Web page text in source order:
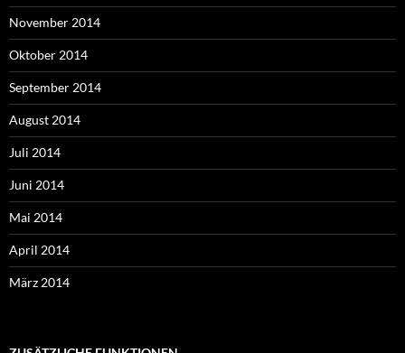
November 2014
Oktober 2014
September 2014
August 2014
Juli 2014
Juni 2014
Mai 2014
April 2014
März 2014